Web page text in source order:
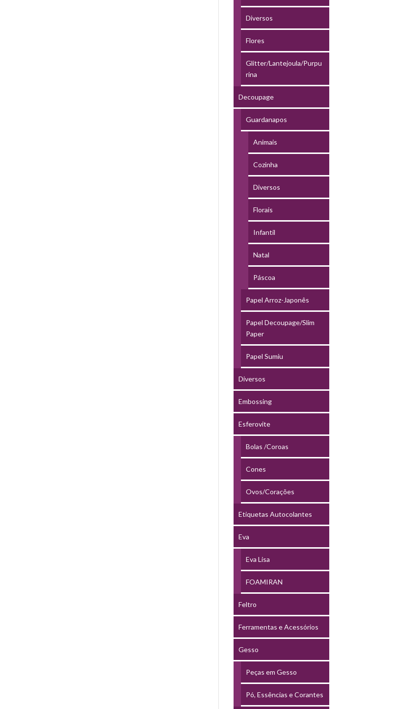
Diversos
Flores
Glitter/Lantejoula/Purpu
rina
Decoupage
Guardanapos
Animais
Cozinha
Diversos
Florais
Infantil
Natal
Páscoa
Papel Arroz-Japonês
Papel Decoupage/Slim
Paper
Papel Sumiu
Diversos
Embossing
Esferovite
Bolas /Coroas
Cones
Ovos/Corações
Etiquetas Autocolantes
Eva
Eva Lisa
FOAMIRAN
Feltro
Ferramentas e Acessórios
Gesso
Peças em Gesso
Pó, Essências e Corantes